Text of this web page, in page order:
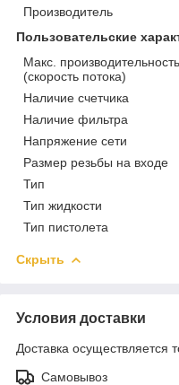
Производитель
Пользовательские
Макс. производительность
(скорость потока)
Наличие счетчика
Наличие фильтра
Напряжение сети
Размер резьбы на входе
Тип
Тип жидкости
Тип пистолета
Скрыть
Условия доставки
Доставка осуществляется
Самовывоз